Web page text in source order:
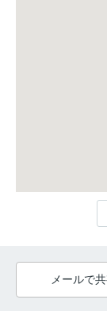
メールで